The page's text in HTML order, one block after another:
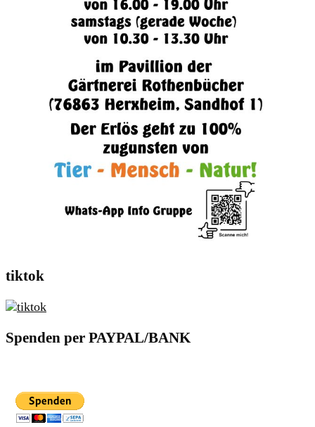
tiktok
Spenden per PAYPAL/BANK